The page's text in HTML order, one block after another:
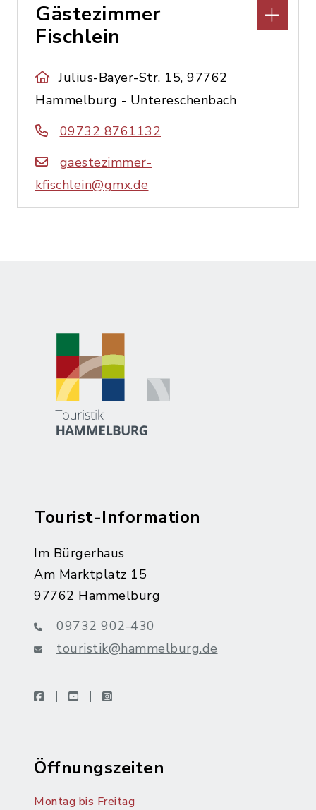
Gästezimmer
Fischlein
Julius-Bayer-Str. 15, 97762
Hammelburg - Untereschenbach
09732 8761132
gaestezimmer-
kfischlein@gmx.de
Tourist-Information
Im Bürgerhaus
Am Marktplatz 15
97762 Hammelburg
09732 902-430
touristik@hammelburg.de
facebookyoutubeinstagram
Öffnungszeiten
Montag bis Freitag